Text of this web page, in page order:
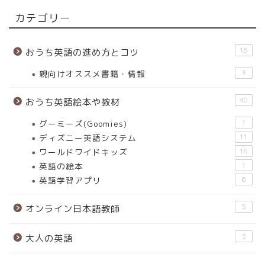
カテゴリー
おうち英語の進め方とコツ 16
親向けオススメ書籍・情報 3
おうち英語絵本や教材 40
グーミーズ(Goomies) 1
ディズニー英語システム 11
ワールドワイドキッズ 16
英語の絵本 1
英語学習アプリ 6
オンライン日本語教師 5
大人の英語 3